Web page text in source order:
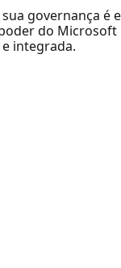
governança
do
integrada.